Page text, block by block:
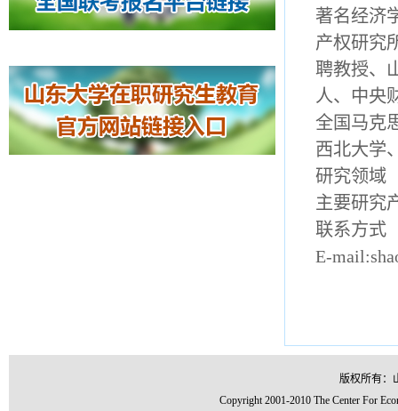
著名经济
产权研究
聘教授、
人、中央
全国马克
西北大学
研究领域
主要研究
联系方式
E-
版权所有：
Copyright 2001-2010 The Center For